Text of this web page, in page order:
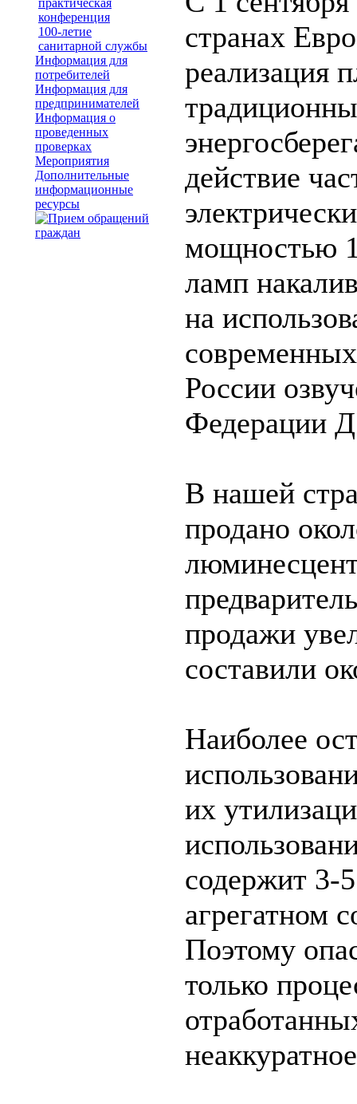
практическая
конференция
100-летие
санитарной службы
Информация для
потребителей
Информация для
предпринимателей
Информация о
проведенных
проверках
Мероприятия
Дополнительные
информационные
ресурсы
странах
реализация
действие
мощностью
ламп
на
России
Федерации
В нашей
продано
продажи
составили
Наиболее
их
содержит 3-
агрегатном
Поэтому
только